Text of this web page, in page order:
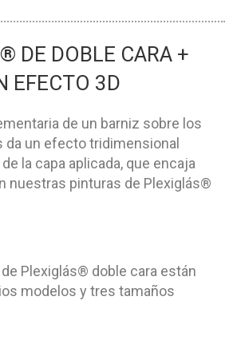
DE DOBLE CARA +
EFECTO 3D
de un barniz sobre los
un efecto tridimensional
la capa aplicada, que encaja
nuestras pinturas de Plexiglás®
Plexiglás® doble cara están
modelos y tres tamaños